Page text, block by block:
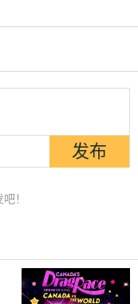
！